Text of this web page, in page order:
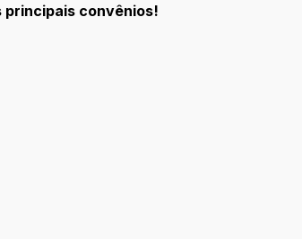
principais convênios!